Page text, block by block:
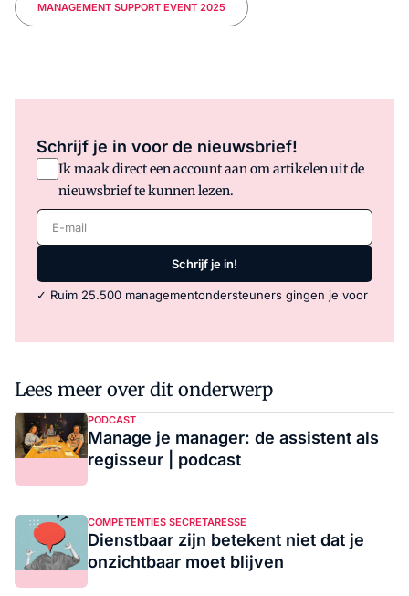
MANAGEMENT SUPPORT EVENT 2025
Schrijf je in voor de nieuwsbrief!
Ik maak direct een account aan om artikelen uit de
nieuwsbrief te kunnen lezen.
E-mail
Schrijf je in!
✓ Ruim 25.500 managementondersteuners gingen je voor
Lees meer over dit onderwerp
PODCAST
Manage je manager: de assistent als
regisseur | podcast
COMPETENTIES SECRETARESSE
Dienstbaar zijn betekent niet dat je
onzichtbaar moet blijven